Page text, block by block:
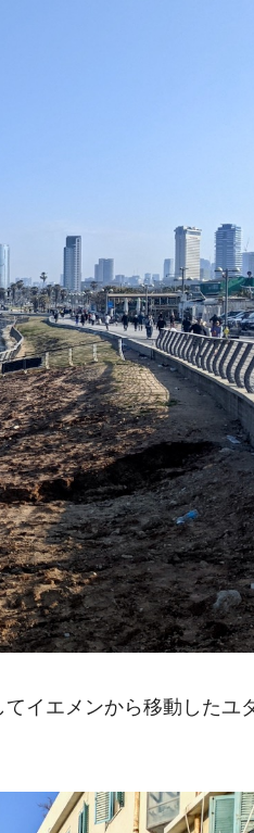
イエメンから移動したユ